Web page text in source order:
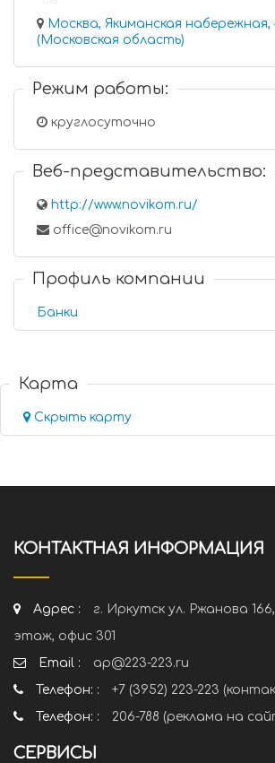
Москва, Якиманская набережная,
(Московская область)
Режим работы:
круглосуточно
Веб-представительство:
http://www.novikom.ru/
office@novikom.ru
Профиль компании
Банки
Карта
Скрыть карту
КОНТАКТНАЯ ИНФОРМАЦИЯ
Адрес :
г. Иркутск ул. Ржанова
этаж, офис 301
Email :
ap@223-223.ru
Телефон: :
+7 (3952) 223-223
Телефон: :
206-788 (реклама на
СЕРВИСЫ